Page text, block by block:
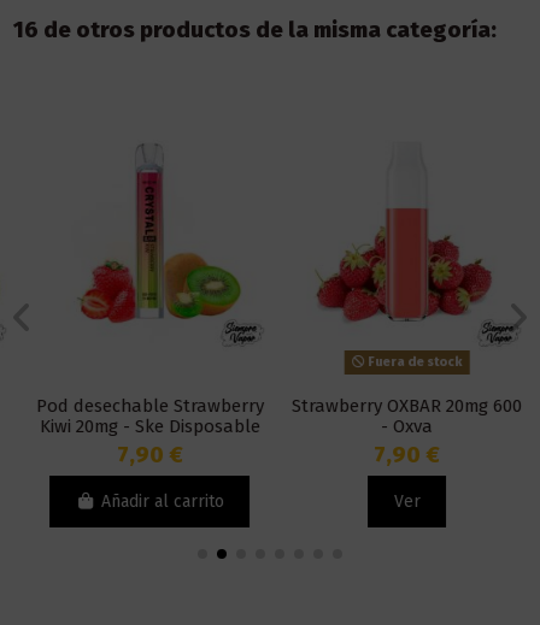
16 de otros productos de la misma categoría:
Pod desechable Strawberry
Kiwi 20mg - Ske Disposable
Crystal Bar
7,90 €
Añadir al carrito
Fuera de stock
Strawberry OXBAR 20mg 600
- Oxva
7,90 €
Ver